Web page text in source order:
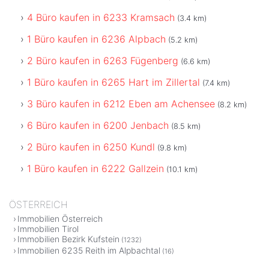
4 Büro kaufen in 6233 Kramsach (3.4 km)
1 Büro kaufen in 6236 Alpbach (5.2 km)
2 Büro kaufen in 6263 Fügenberg (6.6 km)
1 Büro kaufen in 6265 Hart im Zillertal (7.4 km)
3 Büro kaufen in 6212 Eben am Achensee (8.2 km)
6 Büro kaufen in 6200 Jenbach (8.5 km)
2 Büro kaufen in 6250 Kundl (9.8 km)
1 Büro kaufen in 6222 Gallzein (10.1 km)
ÖSTERREICH
Immobilien Österreich
Immobilien Tirol
Immobilien Bezirk Kufstein (1232)
Immobilien 6235 Reith im Alpbachtal (16)